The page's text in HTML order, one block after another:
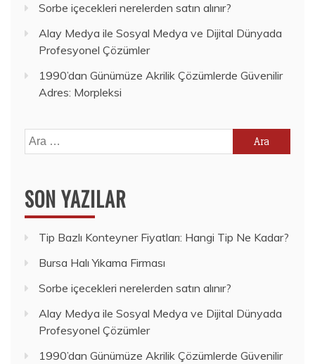
Sorbe içecekleri nerelerden satın alınır?
Alay Medya ile Sosyal Medya ve Dijital Dünyada
Profesyonel Çözümler
1990’dan Günümüze Akrilik Çözümlerde Güvenilir
Adres: Morpleksi
Arama:
SON YAZILAR
Tip Bazlı Konteyner Fiyatları: Hangi Tip Ne Kadar?
Bursa Halı Yıkama Firması
Sorbe içecekleri nerelerden satın alınır?
Alay Medya ile Sosyal Medya ve Dijital Dünyada
Profesyonel Çözümler
1990’dan Günümüze Akrilik Çözümlerde Güvenilir